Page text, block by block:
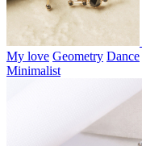
My love Geometry Dance
Minimalist